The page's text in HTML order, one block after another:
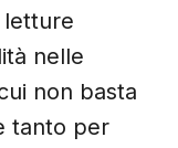
letture
nelle
non basta
tanto per